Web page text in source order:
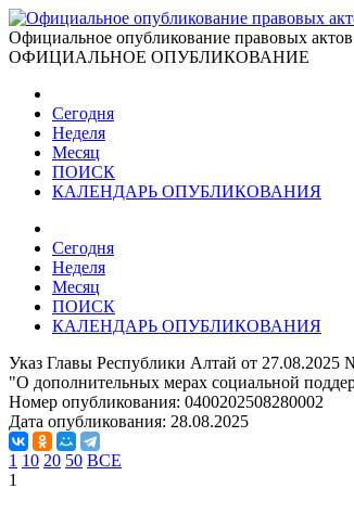
Официальное опубликование правовых актов
ОФИЦИАЛЬНОЕ ОПУБЛИКОВАНИЕ
Сегодня
Неделя
Месяц
ПОИСК
КАЛЕНДАРЬ ОПУБЛИКОВАНИЯ
Сегодня
Неделя
Месяц
ПОИСК
КАЛЕНДАРЬ ОПУБЛИКОВАНИЯ
Указ Главы Республики Алтай от 27.08.2025
"О дополнительных мерах социальной
Номер опубликования: 0400202508280002
Дата опубликования: 28.08.2025
1 10 20 50 ВСЕ
1